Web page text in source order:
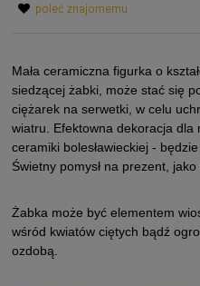
poleć znajomemu
Mała ceramiczna figurka o
siedzącej żabki, może stać się
ciężarek na serwetki, w celu
wiatru. Efektowna dekoracja dla
ceramiki bolesławieckiej -
Świetny pomysł na prezent,
Żabka może być elementem
wśród kwiatów ciętych bądź
ozdobą.